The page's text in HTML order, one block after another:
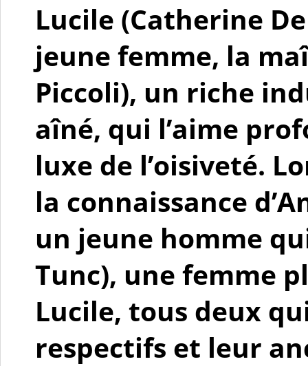
Lucile (Catherine
jeune femme, la
Piccoli), un riche
aîné, qui l’aime
luxe de l’oisiveté.
la connaissance
un jeune homme
Tunc), une femme
Lucile, tous deux
respectifs et leur